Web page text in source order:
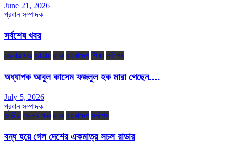
June 21, 2026
প্রধান সম্পাদক
সর্বশেষ খবর
জেলার খবর জাতীয় ঢাকা বাংলাদেশ শিক্ষা সর্বশেষ
অধ্যাপক আবুল কাসেম ফজলুল হক মারা গেছেন….
July 5, 2026
প্রধান সম্পাদক
জাতীয় জেলার খবর ঢাকা বাংলাদেশ সর্বশেষ
বন্ধ হয়ে গেল দেশের একমাত্র সচল রাডার